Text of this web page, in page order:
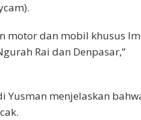
motor dan mobil khusus
Rai dan Denpasar,”
Yusman menjelaskan